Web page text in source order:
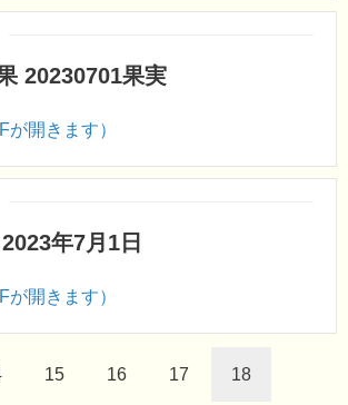
20230701果実
開きます）
年7月1日
開きます）
15 16 17 18